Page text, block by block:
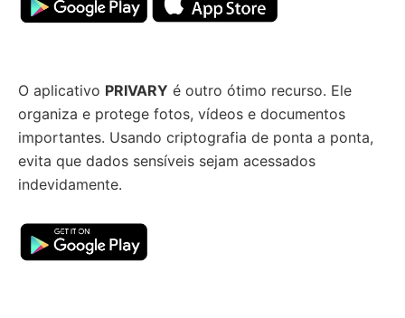
O aplicativo PRIVARY é outro ótimo recurso. Ele
organiza e protege fotos, vídeos e documentos
importantes. Usando criptografia de ponta a ponta,
evita que dados sensíveis sejam acessados
indevidamente.